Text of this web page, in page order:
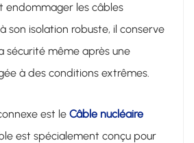
endommager les câbles
son isolation robuste, il conserve
sécurité même après une
à des conditions extrêmes.
est le Câble nucléaire
est spécialement conçu pour